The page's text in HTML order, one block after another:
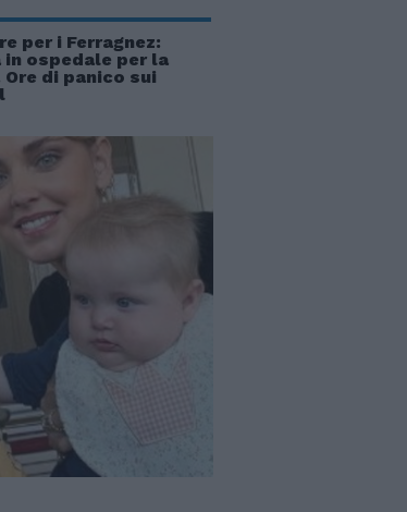
per i Ferragnez:
in ospedale per la
di panico sui